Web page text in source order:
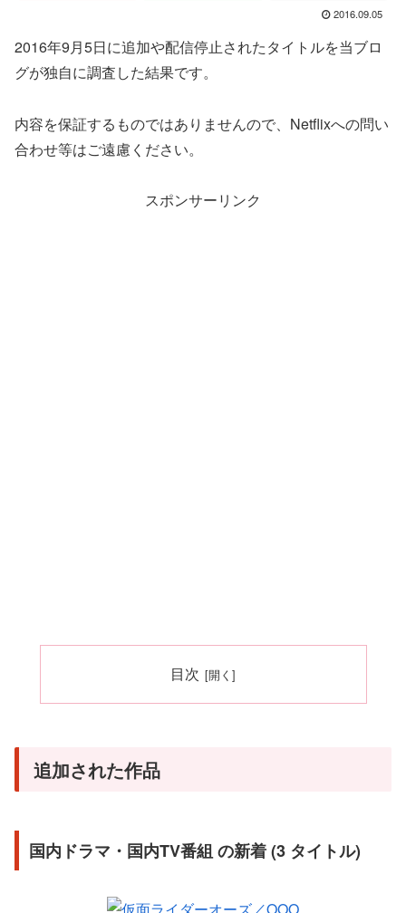
2016.09.05
2016年9月5日に追加や配信停止されたタイトルを当ブロ
グが独自に調査した結果です。
内容を保証するものではありませんので、Netflixへの問い
合わせ等はご遠慮ください。
スポンサーリンク
目次
追加された作品
国内ドラマ・国内TV番組 の新着 (3 タイトル)